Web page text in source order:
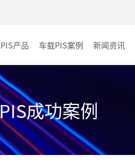
产品
PIS系统
车载PIS案例
地铁
其它
新闻资讯
成功案例